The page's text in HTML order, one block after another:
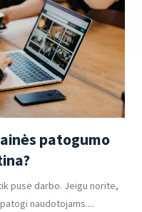
patogumo
pusė darbo. Jeigu norite,
naudotojams....